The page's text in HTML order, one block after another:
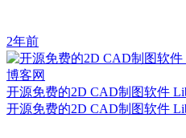
2年前
开源免费的2D CAD制图软件
开源免费的2D CAD制图软件